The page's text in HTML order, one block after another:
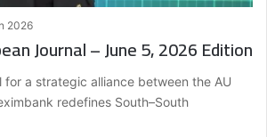
2026
Journal – June 5, 2026 Edition
for a strategic alliance between the AU
redefines South–South